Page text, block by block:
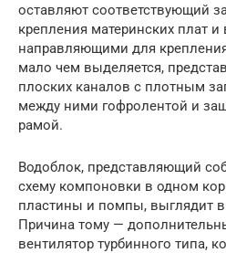
оставляют соответствующий
крепления материнских плат и
направляющими для
мало чем выделяется,
плоских каналов с плотным
между ними гофролентой и
рамой.
Водоблок, представляющий
схему компоновки в одном
пластины и помпы, выглядит
Причина тому —
вентилятор турбинного типа,